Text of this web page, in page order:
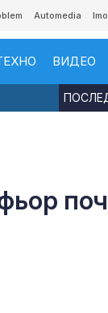
Automedia
ВИДЕО